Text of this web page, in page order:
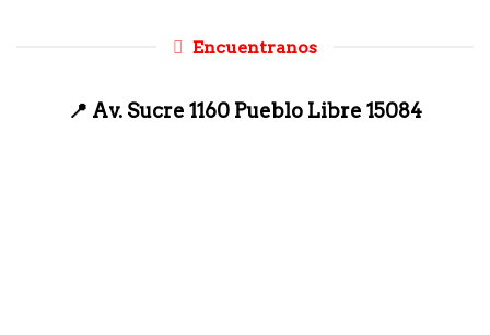
Encuentranos
📍 Av. Sucre 1160 Pueblo Libre 15084